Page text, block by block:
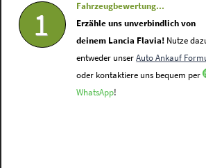
1
Fahrzeugbewertung...
Erzähle uns unverbindlich von
deinem Lancia Flavia! Nutze
entweder unserAuto Ankauf
oder kontaktiere uns bequem per
WhatsApp!